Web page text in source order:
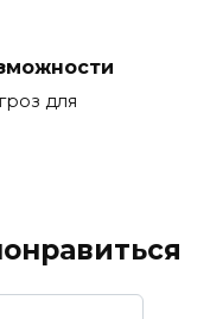
для